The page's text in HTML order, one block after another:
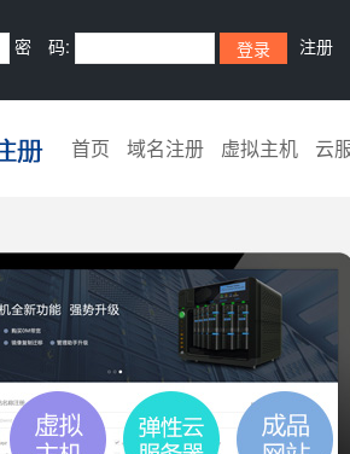
密 码: 注册
首页 域名注册 虚拟主机 云